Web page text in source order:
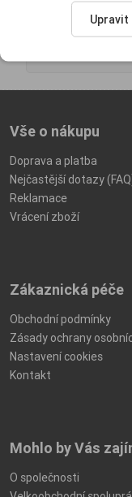
Vše o nákupu
Doprava a platba
Nejčastější dotazy
Reklamace
Vrácení zboží
Zákaznická péče
Obchodní podmínky
Zásady ochrany
Nastavení cookies
Kontakt
Mohlo by Vás
O společnosti
Upravit